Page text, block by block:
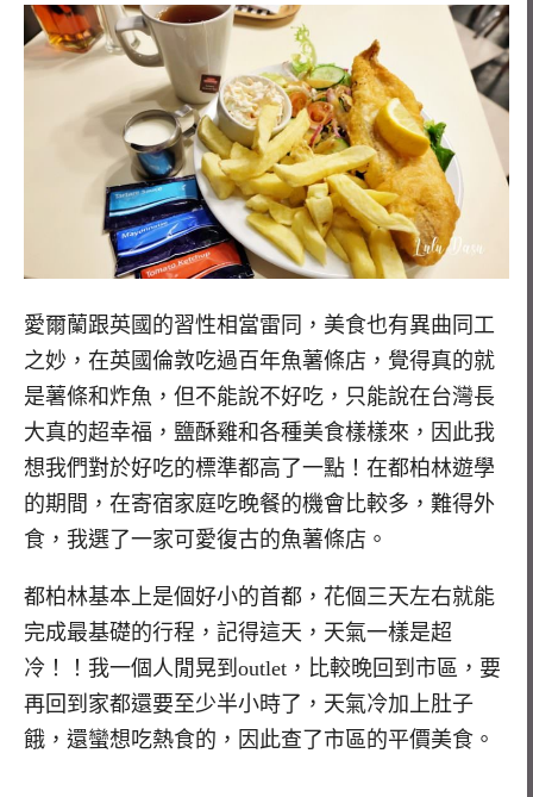
愛爾蘭跟英國的習性相當雷同，美食也有異曲同工
之妙，在英國倫敦吃過百年魚薯條店，覺得真的就
是薯條和炸魚，但不能說不好吃，只能說在台灣長
大真的超幸福，鹽酥雞和各種美食樣樣來，因此我
想我們對於好吃的標準都高了一點！在都柏林遊學
的期間，在寄宿家庭吃晚餐的機會比較多，難得外
食，我選了一家可愛復古的魚薯條店。
都柏林基本上是個好小的首都，花個三天左右就能
完成最基礎的行程，記得這天，天氣一樣是超
冷！！我一個人閒晃到outlet，比較晚回到市區，要
再回到家都還要至少半小時了，天氣冷加上肚子
餓，還蠻想吃熱食的，因此查了市區的平價美食。